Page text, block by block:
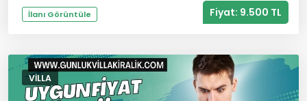
İlanı Görüntüle Fiyat: 9.500 TL
VILLA